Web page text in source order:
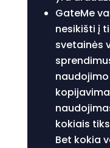
GateMe
nesikišti į
svetainės
kokiais
Bet kokia